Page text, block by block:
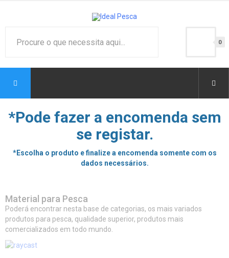
0
*Pode fazer a encomenda sem
se registar.
*Escolha o produto e finalize a encomenda somente com os
dados necessários.
Material para Pesca
Poderá encontrar nesta base de categorias, os mais variados
produtos para pesca, qualidade superior, produtos mais
comercializados em todo mundo.